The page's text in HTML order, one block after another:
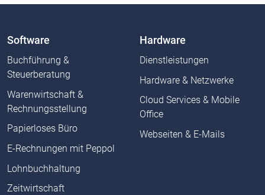
Software
Buchführung &
Steuerberatung
Warenwirtschaft &
Rechnungsstellung
Papierloses Büro
E-Rechnungen mit Peppol
Lohnbuchhaltung
Zeitwirtschaft
Hardware
Dienstleistungen
Hardware & Netzwerke
Cloud Services & Mobile
Office
Webseiten & E-Mails